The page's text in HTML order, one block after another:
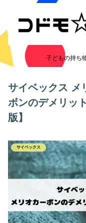
子どもの持ち
サイベックス メ
ボンのデメリッ
版】
サイベックス